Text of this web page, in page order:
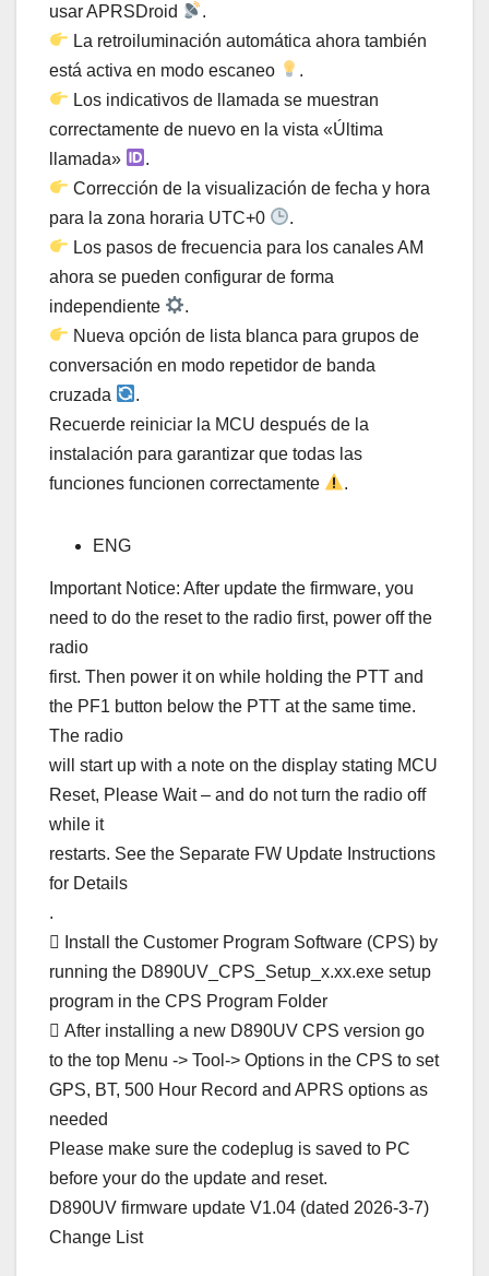
usar APRSDroid
.
La retroiluminación automática ahora también
está activa en modo escaneo
.
Los indicativos de llamada se muestran
correctamente de nuevo en la vista «Última
llamada»
.
Corrección de la visualización de fecha y hora
para la zona horaria UTC+0
.
Los pasos de frecuencia para los canales AM
ahora se pueden configurar de forma
independiente
.
Nueva opción de lista blanca para grupos de
conversación en modo repetidor de banda
cruzada
.
Recuerde reiniciar la MCU después de la
instalación para garantizar que todas las
funciones funcionen correctamente
.
ENG
Important Notice: After update the firmware, you
need to do the reset to the radio first, power off the
radio
first. Then power it on while holding the PTT and
the PF1 button below the PTT at the same time.
The radio
will start up with a note on the display stating MCU
Reset, Please Wait – and do not turn the radio off
while it
restarts. See the Separate FW Update Instructions
for Details
.
 Install the Customer Program Software (CPS) by
running the D890UV_CPS_Setup_x.xx.exe setup
program in the CPS Program Folder
 After installing a new D890UV CPS version go
to the top Menu -> Tool-> Options in the CPS to set
GPS, BT, 500 Hour Record and APRS options as
needed
Please make sure the codeplug is saved to PC
before your do the update and reset.
D890UV firmware update V1.04 (dated 2026-3-7)
Change List